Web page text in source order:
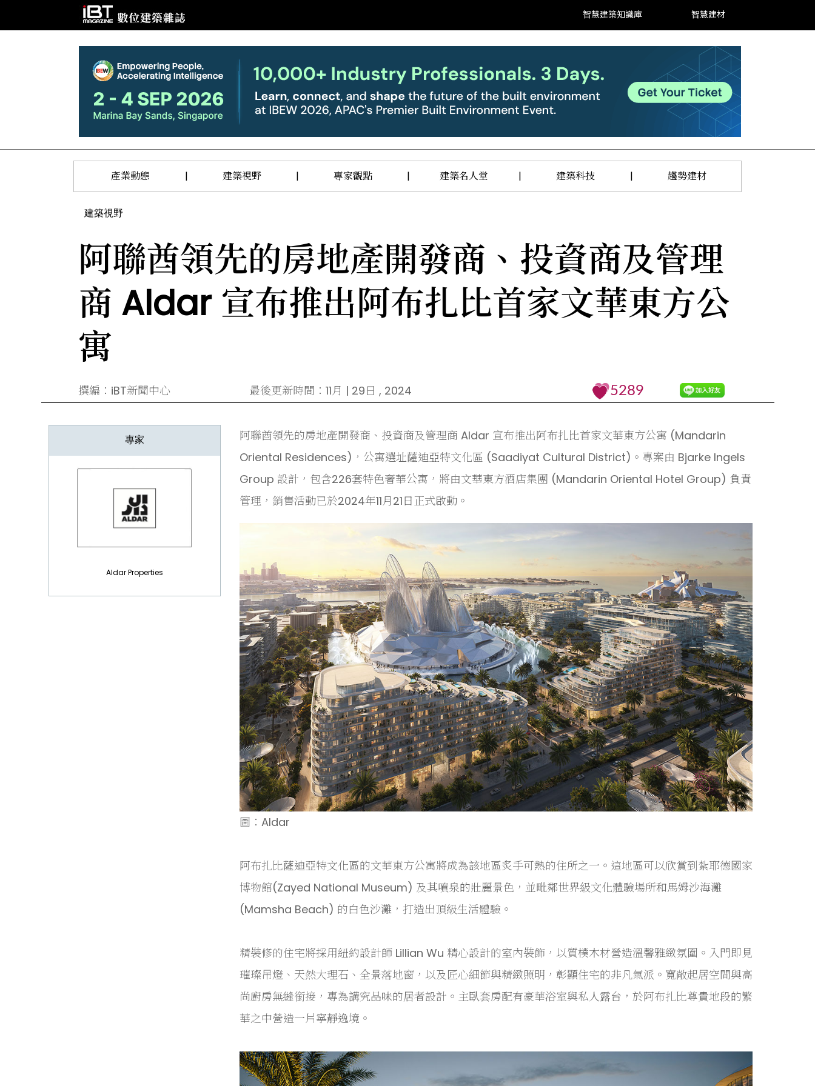
智慧建築知識庫 智慧建材
產業動態 | 建築視野 | 專家觀點 | 建築名人堂 | 建築科技 | 趨勢建材
建築視野
阿聯酋領先的房地產開發商、投資商及管理
商 Aldar 宣布推出阿布扎比首家文華東方公
寓
撰編：iBT新聞中心 最後更新時間：11月 | 29日 , 2024 5289
專家
Aldar Properties
阿聯酋領先的房地產開發商、投資商及管理商 Aldar 宣布推出阿布扎比首家文華東方公寓 (Mandarin
Oriental Residences)，公寓選址薩迪亞特文化區 (Saadiyat Cultural District)。專案由 Bjarke Ingels
Group 設計，包含226套特色奢華公寓，將由文華東方酒店集團 (Mandarin Oriental Hotel Group) 負責
管理，銷售活動已於2024年11月21日正式啟動。
圖：Aldar
阿布扎比薩迪亞特文化區的文華東方公寓將成為該地區炙手可熱的住所之一。這地區可以欣賞到紮耶德國家
博物館(Zayed National Museum) 及其噴泉的壯麗景色，並毗鄰世界級文化體驗場所和馬姆沙海灘
(Mamsha Beach) 的白色沙灘，打造出頂級生活體驗。
精裝修的住宅將採用紐約設計師 Lillian Wu 精心設計的室內裝飾，以質樸木材營造溫馨雅緻氛圍。入門即見
璀璨吊燈、天然大理石、全景落地窗，以及匠心細節與精緻照明，彰顯住宅的非凡氣派。寬敞起居空間與高
尚廚房無縫銜接，專為講究品味的居者設計。主臥套房配有豪華浴室與私人露台，於阿布扎比尊貴地段的繁
華之中營造一片寧靜逸境。